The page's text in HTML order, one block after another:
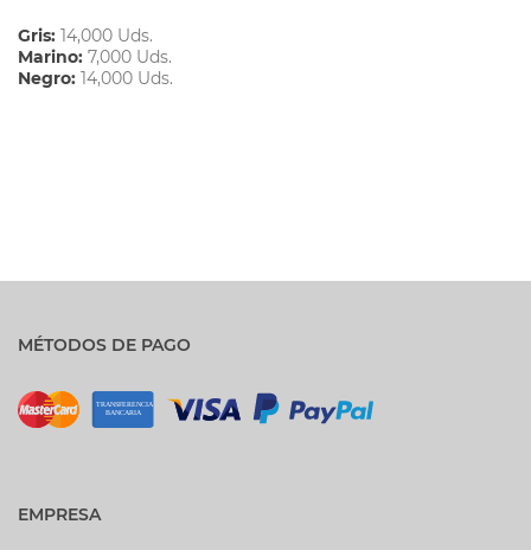
Gris: 14,000 Uds.
Marino: 7,000 Uds.
Negro: 14,000 Uds.
MÉTODOS DE PAGO
EMPRESA